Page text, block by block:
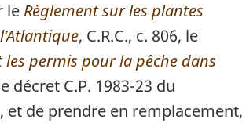
o
t
e
d
e
o
t
e
d
e
o
t
e
d
e
o
t
e
d
e
le Règlement sur les plantes
, C.R.C., c. 806, le
permis pour la pêche dans
décret C.P. 1983-23 du
et de prendre en remplacement,